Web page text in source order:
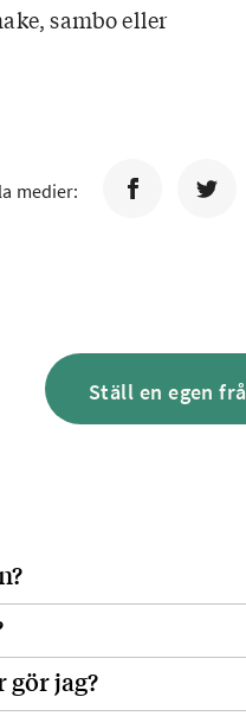
sambo eller
medier:
Ställ en egen
jag?